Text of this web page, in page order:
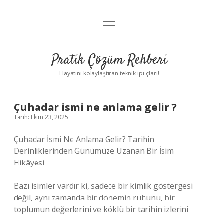
Anasayfa
Yasal Uyarı
menüyü
Pratik Çözüm Rehberi
Hayatını kolaylaştıran teknik ipuçları!
Çuhadar ismi ne anlama gelir ?
Tarih: Ekim 23, 2025
Çuhadar İsmi Ne Anlama Gelir? Tarihin
Derinliklerinden Günümüze Uzanan Bir İsim
Hikâyesi
Bazı isimler vardır ki, sadece bir kimlik göstergesi
değil, aynı zamanda bir dönemin ruhunu, bir
toplumun değerlerini ve köklü bir tarihin izlerini